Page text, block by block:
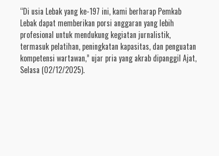
“Di usia Lebak yang ke-197 ini, kami berharap Pemkab
Lebak dapat memberikan porsi anggaran yang lebih
profesional untuk mendukung kegiatan jurnalistik,
termasuk pelatihan, peningkatan kapasitas, dan penguatan
kompetensi wartawan,” ujar pria yang akrab dipanggil Ajat,
Selasa (02/12/2025).